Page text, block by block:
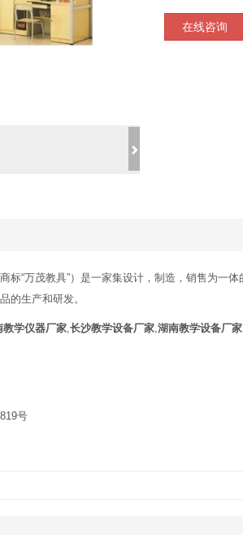
在线咨询
商标“万茂教具”）是一家集设计，制造，销售为
的生产和研发。
教学仪器厂家,长沙教学设备厂家,湖南教学设备厂家
号